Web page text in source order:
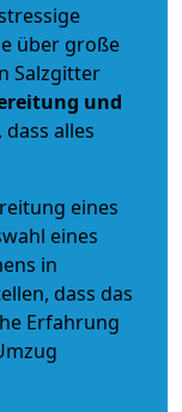
über große
Salzgitter
und
alles
eines
eines
in
dass das
Erfahrung